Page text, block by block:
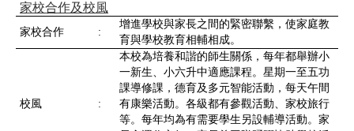
家校合作及校風
家校合作 :
增進學校與家長之間的緊密聯繫，使家庭教
育與學校教育相輔相成。
校風 :
本校為培養和諧的師生關係，每年都舉辦小
一新生、小六升中適應課程。星期一至五功
課導修課，德育及多元智能活動，每天午間
有康樂活動。各級都有參觀活動、家校旅行
等。每年均為有需要學生另設輔導活動。家